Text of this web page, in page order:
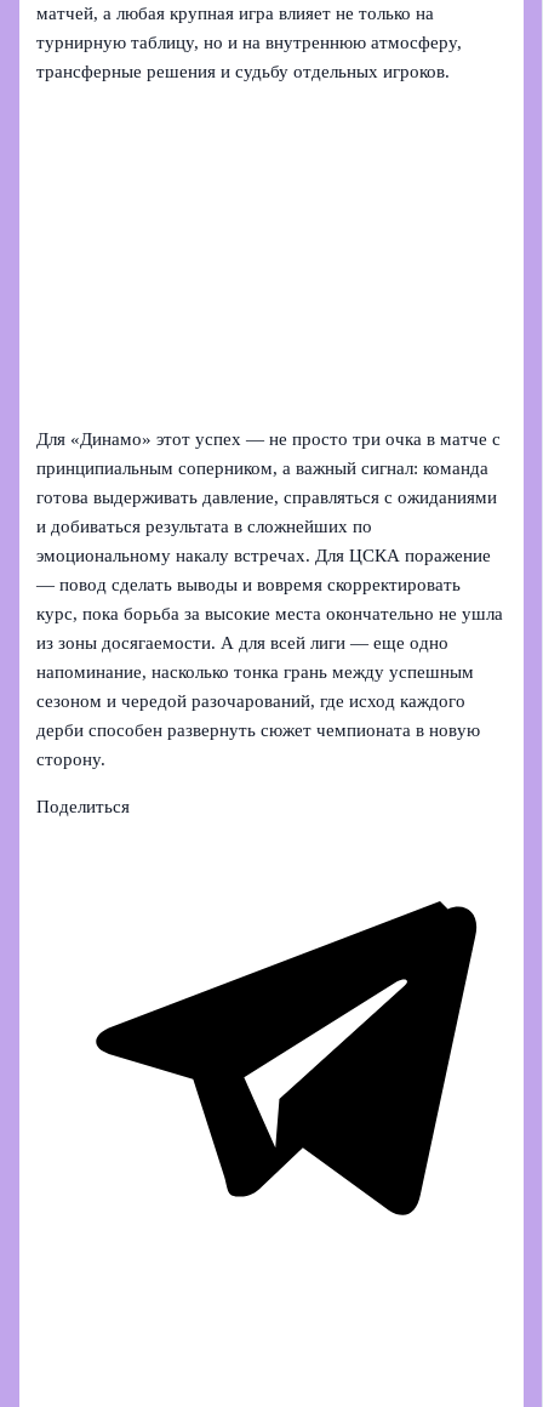
матчей, а любая крупная игра влияет не только на
турнирную таблицу, но и на внутреннюю атмосферу,
трансферные решения и судьбу отдельных игроков.
Для «Динамо» этот успех — не просто три очка в матче с
принципиальным соперником, а важный сигнал: команда
готова выдерживать давление, справляться с ожиданиями
и добиваться результата в сложнейших по
эмоциональному накалу встречах. Для ЦСКА поражение
— повод сделать выводы и вовремя скорректировать
курс, пока борьба за высокие места окончательно не ушла
из зоны досягаемости. А для всей лиги — еще одно
напоминание, насколько тонка грань между успешным
сезоном и чередой разочарований, где исход каждого
дерби способен развернуть сюжет чемпионата в новую
сторону.
Поделиться